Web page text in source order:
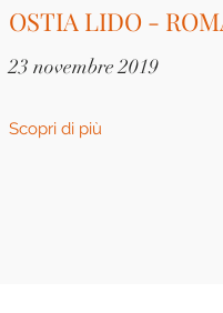
OSTIA LIDO -
23 novembre 2019
Scopri di più